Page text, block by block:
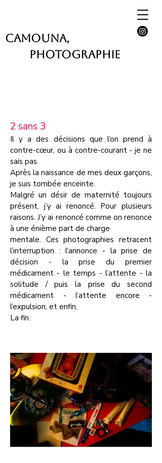
CAMOUNA,
Photographie
2 sans 3
Il y a des décisions que l’on prend à
contre-cœur, ou à contre-courant - je ne
sais pas.
Après la naissance de mes deux garçons,
je suis tombée enceinte.
Malgré un désir de maternité toujours
présent, j’y ai renoncé. Pour plusieurs
raisons.J’y ai renoncé comme on renonce
à une énième part de charge
mentale. Ces photographies retracent
l’interruption : l'annonce - la prise de
décision - la prise du premier
médicament - le temps - l’attente - la
solitude / puis la prise du second
médicament - l’attente encore -
l’expulsion, et enfin,
La fin.